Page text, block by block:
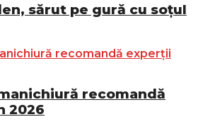
sărut pe gură cu soțul
recomandă
2026